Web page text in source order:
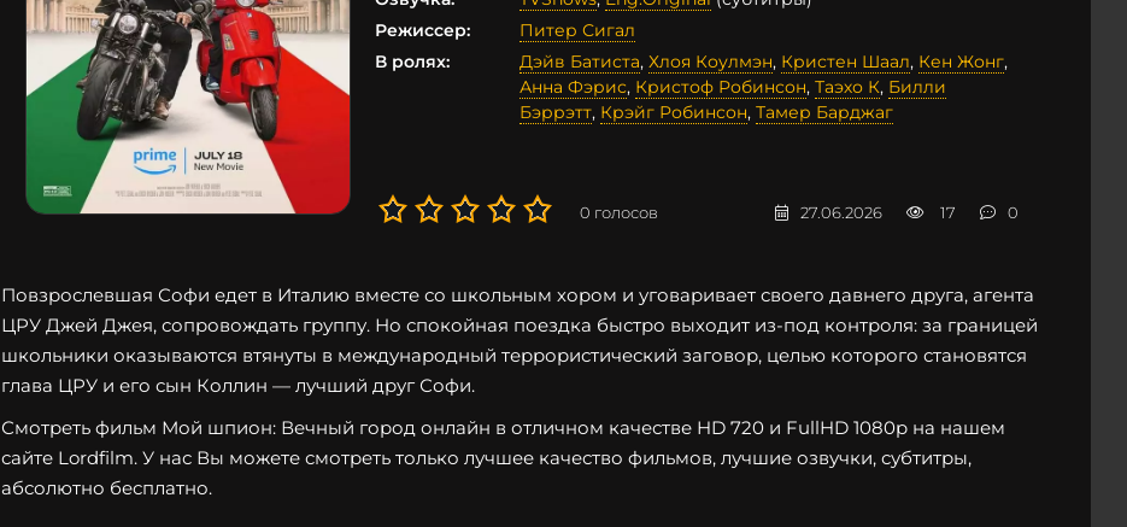
Режиссер:
Питер Сигал
В ролях:
Дэйв Батиста, Хлоя Коулмэн, Кристен Шаал, Кен Жонг,
Анна Фэрис, Кристоф Робинсон, Таэхо К, Билли
Бэррэтт, Крэйг Робинсон, Тамер Барджаг
0 голосов 27.06.2026 17 0
Повзрослевшая Софи едет в Италию вместе со школьным хором и уговаривает своего давнего друга, агента
ЦРУ Джей Джея, сопровождать группу. Но спокойная поездка быстро выходит из-под контроля: за границей
школьники оказываются втянуты в международный террористический заговор, целью которого становятся
глава ЦРУ и его сын Коллин — лучший друг Софи.
Смотреть фильм Мой шпион: Вечный город онлайн в отличном качестве HD 720 и FullHD 1080p на нашем
сайте Lordfilm. У нас Вы можете смотреть только лучшее качество фильмов, лучшие озвучки, субтитры,
абсолютно бесплатно.